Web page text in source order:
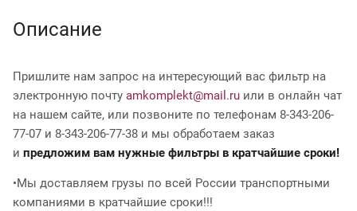
Описание
Пришлите нам запрос на интересующий вас фильтр на
электронную почту amkomplekt@mail.ru или в онлайн чат
на нашем сайте, или позвоните по телефонам 8-343-206-
77-07 и 8-343-206-77-38 и мы обработаем заказ
и предложим вам нужные фильтры в кратчайшие сроки!
•Мы доставляем грузы по всей России транспортными
компаниями в кратчайшие сроки!!!